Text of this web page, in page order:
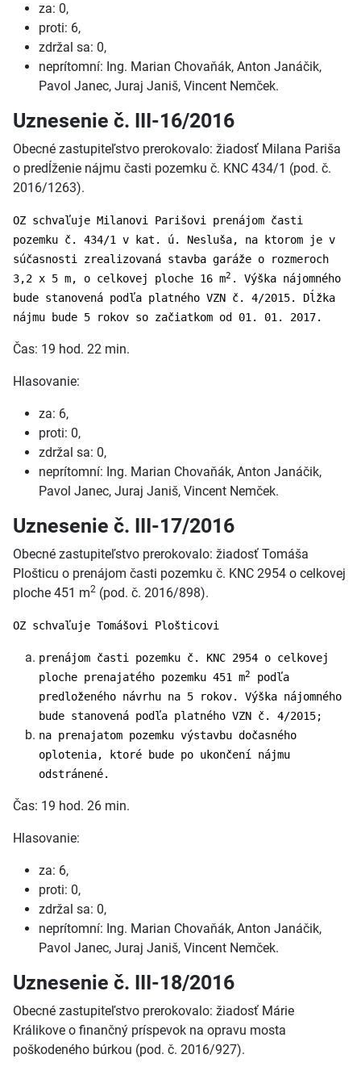
za: 0,
proti: 6,
zdržal sa: 0,
neprítomní: Ing. Marian Chovaňák, Anton Janáčik,
Pavol Janec, Juraj Janiš, Vincent Nemček.
Uznesenie č. III-16/2016
Obecné zastupiteľstvo prerokovalo: žiadosť Milana Pariša
o predĺženie nájmu časti pozemku č. KNC 434/1 (pod. č.
2016/1263).
OZ schvaľuje Milanovi Parišovi prenájom časti
pozemku č. 434/1 v kat. ú. Nesluša, na ktorom je v
súčasnosti zrealizovaná stavba garáže o rozmeroch
3,2 x 5 m, o celkovej ploche 16 m2 . Výška nájomného
bude stanovená podľa platného VZN č. 4/2015. Dĺžka
nájmu bude 5 rokov so začiatkom od 01. 01. 2017.
Čas: 19 hod. 22 min.
Hlasovanie:
za: 6,
proti: 0,
zdržal sa: 0,
neprítomní: Ing. Marian Chovaňák, Anton Janáčik,
Pavol Janec, Juraj Janiš, Vincent Nemček.
Uznesenie č. III-17/2016
Obecné zastupiteľstvo prerokovalo: žiadosť Tomáša
Plošticu o prenájom časti pozemku č. KNC 2954 o celkovej
ploche 451 m2 (pod. č. 2016/898).
OZ schvaľuje Tomášovi Plošticovi
prenájom časti pozemku č. KNC 2954 o celkovej
ploche prenajatého pozemku 451 m2
podľa
predloženého návrhu na 5 rokov. Výška nájomného
bude stanovená podľa platného VZN č. 4/2015;
na prenajatom pozemku výstavbu dočasného
oplotenia, ktoré bude po ukončení nájmu
odstránené.
Čas: 19 hod. 26 min.
Hlasovanie:
za: 6,
proti: 0,
zdržal sa: 0,
neprítomní: Ing. Marian Chovaňák, Anton Janáčik,
Pavol Janec, Juraj Janiš, Vincent Nemček.
Uznesenie č. III-18/2016
Obecné zastupiteľstvo prerokovalo: žiadosť Márie
Králikove o finančný príspevok na opravu mosta
poškodeného búrkou (pod. č. 2016/927).